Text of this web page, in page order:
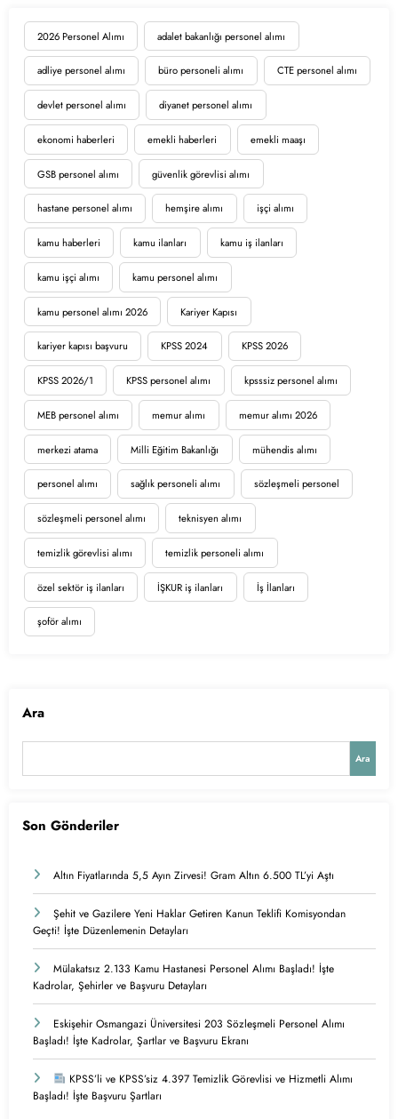
2026 Personel Alımı adalet bakanlığı personel alımı
adliye personel alımı büro personeli alımı CTE personel alımı
devlet personel alımı diyanet personel alımı
ekonomi haberleri emekli haberleri emekli maaşı
GSB personel alımı güvenlik görevlisi alımı
hastane personel alımı hemşire alımı işçi alımı
kamu haberleri kamu ilanları kamu iş ilanları
kamu işçi alımı kamu personel alımı
kamu personel alımı 2026 Kariyer Kapısı
kariyer kapısı başvuru KPSS 2024 KPSS 2026
KPSS 2026/1 KPSS personel alımı kpsssiz personel alımı
MEB personel alımı memur alımı memur alımı 2026
merkezi atama Milli Eğitim Bakanlığı mühendis alımı
personel alımı sağlık personeli alımı sözleşmeli personel
sözleşmeli personel alımı teknisyen alımı
temizlik görevlisi alımı temizlik personeli alımı
özel sektör iş ilanları İŞKUR iş ilanları İş İlanları
şoför alımı
Ara
Ara
Son Gönderiler
Altın Fiyatlarında 5,5 Ayın Zirvesi! Gram Altın 6.500 TL’yi Aştı
Şehit ve Gazilere Yeni Haklar Getiren Kanun Teklifi Komisyondan
Geçti! İşte Düzenlemenin Detayları
Mülakatsız 2.133 Kamu Hastanesi Personel Alımı Başladı! İşte
Kadrolar, Şehirler ve Başvuru Detayları
Eskişehir Osmangazi Üniversitesi 203 Sözleşmeli Personel Alımı
Başladı! İşte Kadrolar, Şartlar ve Başvuru Ekranı
KPSS’li ve KPSS’siz 4.397 Temizlik Görevlisi ve Hizmetli Alımı
Başladı! İşte Başvuru Şartları